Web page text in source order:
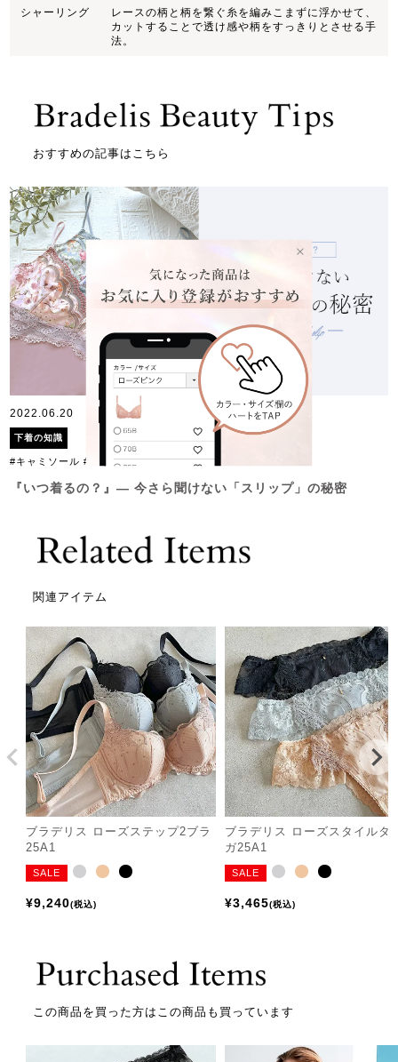
シャーリング
レースの柄と柄を繋ぐ糸を編みこまずに浮かせて、
カットすることで透け感や柄をすっきりとさせる手
法。
おすすめの記事はこちら
2022.06.20
下着の知識
#キャミソール #スリップ
『いつ着るの？』― 今さら聞けない「スリップ」の秘密
関連アイテム
ブラデリス ローズステップ2ブラ
25A1
SALE
¥9,240 税込
ブラデリス ローズスタイルタ
ガ25A1
SALE
¥3,465 税込
この商品を買った方はこの商品も買っています